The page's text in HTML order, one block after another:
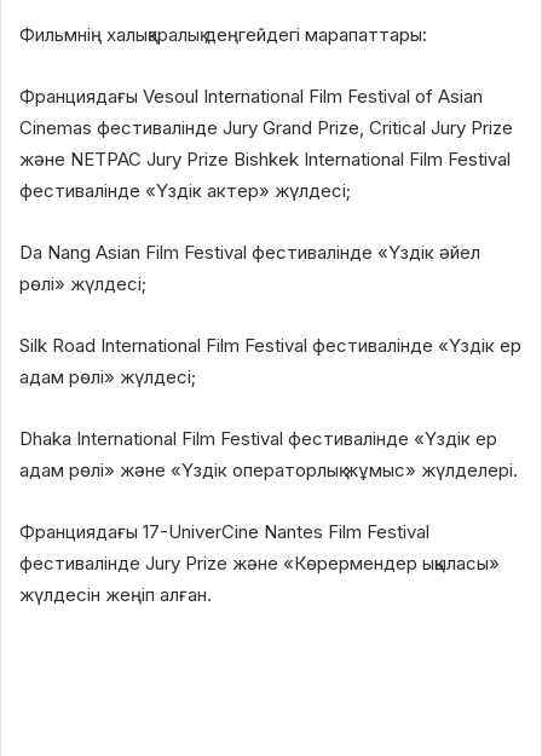
Фильмнің халықаралық деңгейдегі марапаттары:
Франциядағы Vesoul International Film Festival of Asian
Cinemas фестивалінде Jury Grand Prize, Critical Jury Prize
және NETPAC Jury Prize Bishkek International Film Festival
фестивалінде «Үздік актер» жүлдесі;
Da Nang Asian Film Festival фестивалінде «Үздік әйел
рөлі» жүлдесі;
Silk Road International Film Festival фестивалінде «Үздік ер
адам рөлі» жүлдесі;
Dhaka International Film Festival фестивалінде «Үздік ер
адам рөлі» және «Үздік операторлық жұмыс» жүлделері.
Франциядағы 17-UniverCine Nantes Film Festival
фестивалінде Jury Prize және «Көрермендер ықыласы»
жүлдесін жеңіп алған.